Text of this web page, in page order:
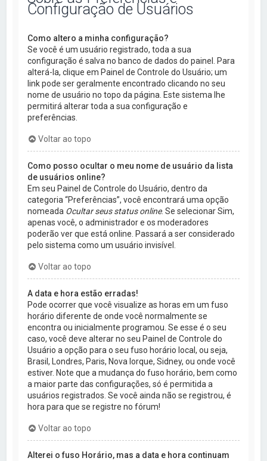
Configuração de Usuários
Como altero a minha configuração?
Se você é um usuário registrado, toda a sua
configuração é salva no banco de dados do painel. Para
alterá-la, clique em Painel de Controle do Usuário; um
link pode ser geralmente encontrado clicando no seu
nome de usuário no topo da página. Este sistema lhe
permitirá alterar toda a sua configuração e
preferências.
Voltar ao topo
Como posso ocultar o meu nome de usuário da lista
de usuários online?
Em seu Painel de Controle do Usuário, dentro da
categoria “Preferências”, você encontrará uma opção
nomeada Ocultar seus status online. Se selecionar Sim,
apenas você, o administrador e os moderadores
poderão ver que está online. Passará a ser considerado
pelo sistema como um usuário invisível.
Voltar ao topo
A data e hora estão erradas!
Pode ocorrer que você visualize as horas em um fuso
horário diferente de onde você normalmente se
encontra ou inicialmente programou. Se esse é o seu
caso, você deve alterar no seu Painel de Controle do
Usuário a opção para o seu fuso horário local, ou seja,
Brasil, Londres, Paris, Nova Iorque, Sidney, ou onde você
estiver. Note que a mudança do fuso horário, bem como
a maior parte das configurações, só é permitida a
usuários registrados. Se você ainda não se registrou, é
hora para que se registre no fórum!
Voltar ao topo
Alterei o fuso Horário, mas a data e hora continuam